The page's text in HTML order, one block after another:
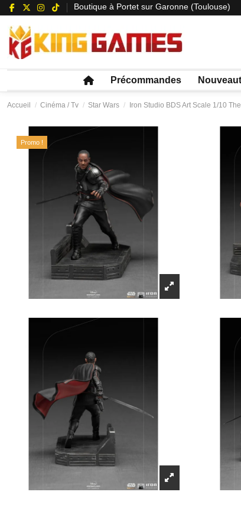
Boutique à Portet sur Garonne (Toulouse)
Précommandes
Accueil Cinéma / Tv Star Wars Iron Studio BDS Art Scale 1/10
Promo !